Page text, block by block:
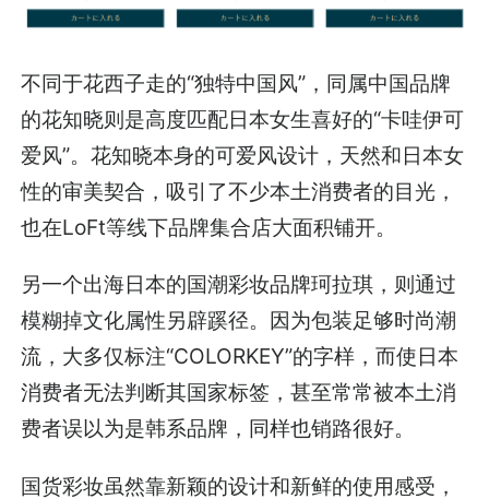
不同于花西子走的“独特中国风”，同属中国品牌
的花知晓则是高度匹配日本女生喜好的“卡哇伊可
爱风”。花知晓本身的可爱风设计，天然和日本女
性的审美契合，吸引了不少本土消费者的目光，
也在LoFt等线下品牌集合店大面积铺开。
另一个出海日本的国潮彩妆品牌珂拉琪，则通过
模糊掉文化属性另辟蹊径。因为包装足够时尚潮
流，大多仅标注“COLORKEY”的字样，而使日本
消费者无法判断其国家标签，甚至常常被本土消
费者误以为是韩系品牌，同样也销路很好。
国货彩妆虽然靠新颖的设计和新鲜的使用感受，